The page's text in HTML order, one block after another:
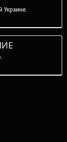
Украине.